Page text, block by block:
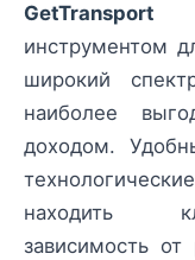
GetTransport
инструментом
широкий
наиболее
доходом.
находить
зависимость